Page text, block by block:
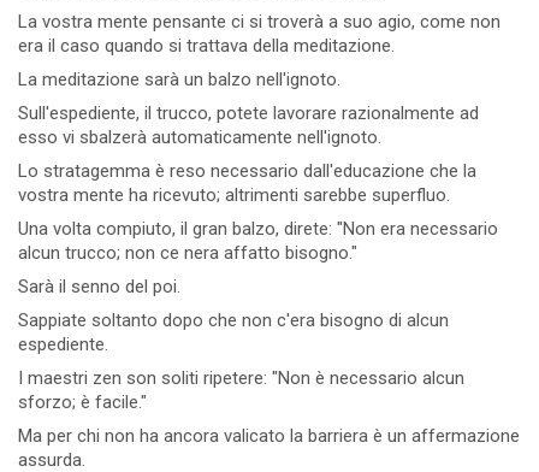
La vostra mente pensante ci si troverà a suo agio, come non
era il caso quando si trattava della meditazione.
La meditazione sarà un balzo nell'ignoto.
Sull'espediente, il trucco, potete lavorare razionalmente ad
esso vi sbalzerà automaticamente nell'ignoto.
Lo stratagemma è reso necessario dall'educazione che la
vostra mente ha ricevuto; altrimenti sarebbe superfluo.
Una volta compiuto, il gran balzo, direte: "Non era necessario
alcun trucco; non ce nera affatto bisogno."
Sarà il senno del poi.
Sappiate soltanto dopo che non c'era bisogno di alcun
espediente.
I maestri zen son soliti ripetere: "Non è necessario alcun
sforzo; è facile."
Ma per chi non ha ancora valicato la barriera è un affermazione
assurda.